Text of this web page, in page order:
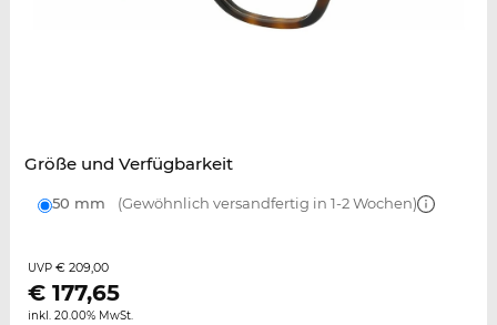
Größe und Verfügbarkeit
50 mm (Gewöhnlich versandfertig in 1-2 Wochen)
UVP € 209,00
€ 177,65
inkl. 20.00% MwSt.